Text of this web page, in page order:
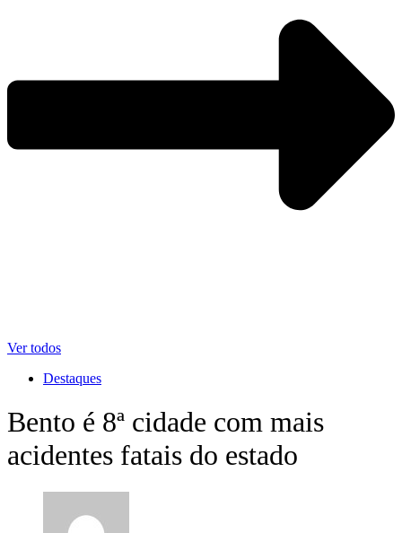
Ver todos
Destaques
Bento é 8ª cidade com mais
acidentes fatais do estado